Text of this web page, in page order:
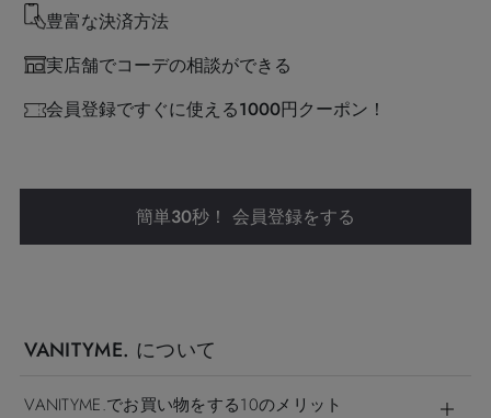
豊富な決済方法
実店舗でコーデの相談ができる
会員登録ですぐに使える1000円クーポン！
簡単30秒！ 会員登録をする
VANITYME. について
VANITYME.でお買い物をする10のメリット